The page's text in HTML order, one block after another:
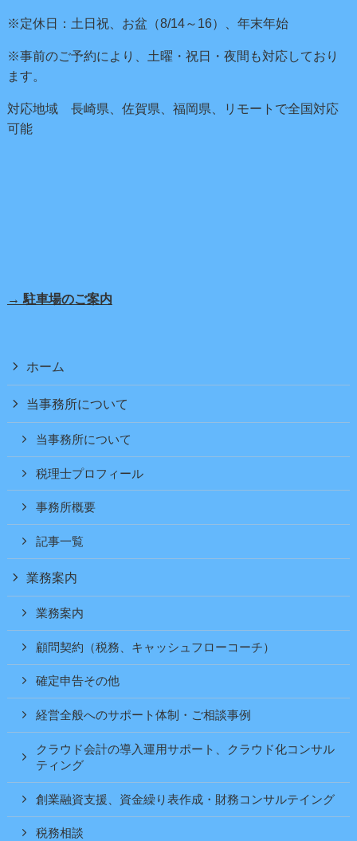
※定休日：土日祝、お盆（8/14～16）、年末年始
※事前のご予約により、土曜・祝日・夜間も対応しており
ます。
対応地域 長崎県、佐賀県、福岡県、リモートで全国対応
可能
→ 駐車場のご案内
ホーム
当事務所について
当事務所について
税理士プロフィール
事務所概要
記事一覧
業務案内
業務案内
顧問契約（税務、キャッシュフローコーチ）
確定申告その他
経営全般へのサポート体制・ご相談事例
クラウド会計の導入運用サポート、クラウド化コンサル
ティング
創業融資支援、資金繰り表作成・財務コンサルテイング
税務相談